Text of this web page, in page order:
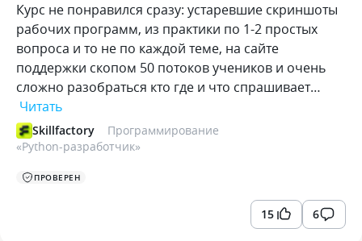
Курс не понравился сразу: устаревшие скриншоты
рабочих программ, из практики по 1-2 простых
вопроса и то не по каждой теме, на сайте
поддержки скопом 50 потоков учеников и очень
сложно разобраться кто где и что спрашивает…
Читать
Skillfactory
Программирование
«Python-разработчик»
ПРОВЕРЕН
15 6